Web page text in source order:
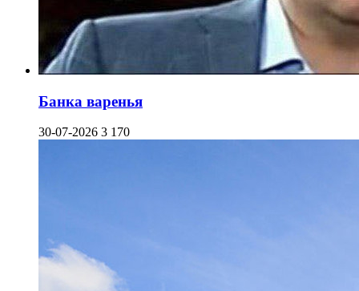
Банка варенья
30-07-2026 3 170